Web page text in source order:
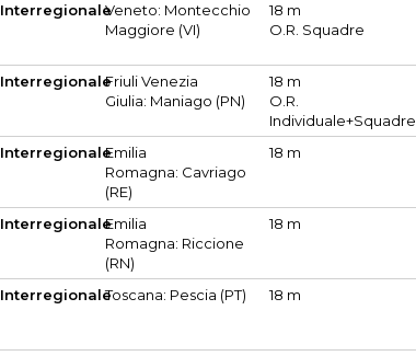
InterregionaleVeneto: Montecchio
Maggiore (VI)
18 m
O.R. Squadre
InterregionaleFriuli Venezia
Giulia: Maniago (PN)
18 m
O.R.
Individuale+Squadre
InterregionaleEmilia
Romagna: Cavriago
(RE)
18 m
InterregionaleEmilia
Romagna: Riccione
(RN)
18 m
InterregionaleToscana: Pescia (PT) 18 m